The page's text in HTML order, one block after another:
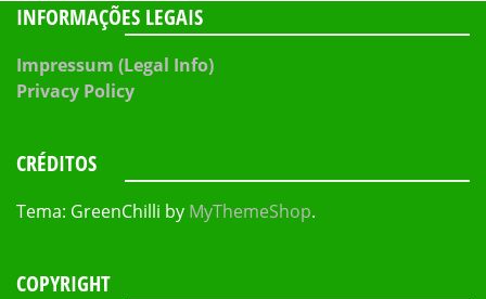
INFORMAÇÕES LEGAIS
Impressum (Legal Info)
Privacy Policy
CRÉDITOS
Tema: GreenChilli by MyThemeShop.
COPYRIGHT